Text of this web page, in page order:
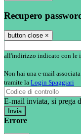
Recupero
button close ×
all'indirizzo indicato con le
Non hai una e-mail
tramite la Login Spaggiari
E-mail inviata, si prega
Errore